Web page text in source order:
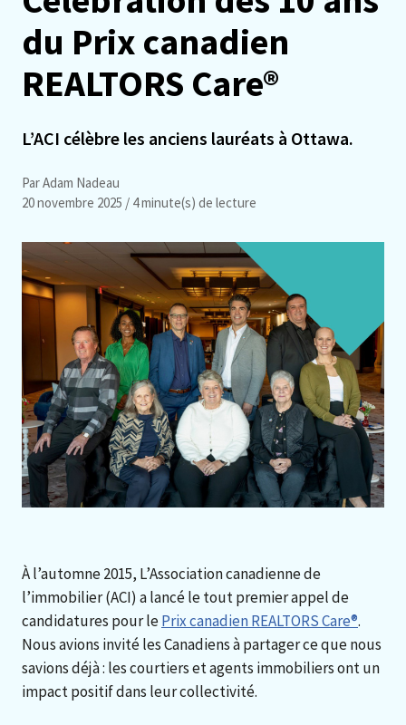
du Prix canadien
REALTORS Care®
L’ACI célèbre les anciens lauréats à Ottawa.
Par Adam Nadeau
20 novembre 2025 / 4 minute(s) de lecture
À l’automne 2015, L’Association canadienne de
l’immobilier (ACI) a lancé le tout premier appel de
candidatures pour lePrix canadien REALTORS Care®.
Nous avions invité les Canadiens à partager ce que nous
savions déjà : les courtiers et agents immobiliers ont un
impact positif dans leur collectivité.